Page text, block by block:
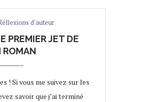
d'auteur
PREMIER JET DE
ROMAN
! Si vous me suivez sur les
savoir que j’ai terminé